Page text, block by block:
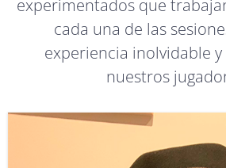
experimentados que
cada una de las
experiencia inolvidable y
nuestros